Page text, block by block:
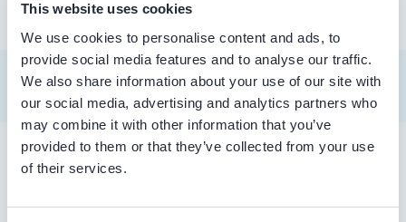
This website uses cookies
We use cookies to personalise content and ads, to
provide social media features and to analyse our traffic.
We also share information about your use of our site with
our social media, advertising and analytics partners who
may combine it with other information that you’ve
provided to them or that they’ve collected from your use
of their services.
Tandarts in Gendt